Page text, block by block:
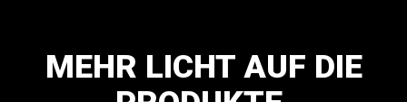
MEHR LICHT AUF DIE